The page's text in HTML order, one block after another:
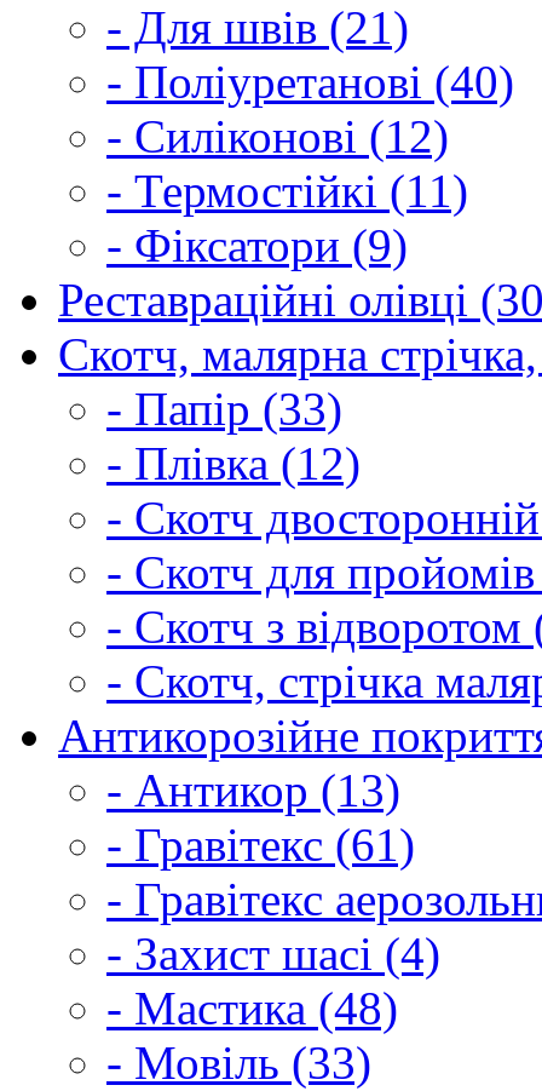
- Для швів (21)
- Поліуретанові (40)
- Силіконові (12)
- Термостійкі (11)
- Фіксатори (9)
Реставраційні олівці
Скотч, малярна
- Папір (33)
- Плівка (12)
- Скотч
- Скотч для
- Скотч з відворотом
- Скотч, стрічка
Антикорозійне
- Антикор (13)
- Гравітекс (61)
- Гравітекс
- Захист шасі (4)
- Мастика (48)
- Мовіль (33)